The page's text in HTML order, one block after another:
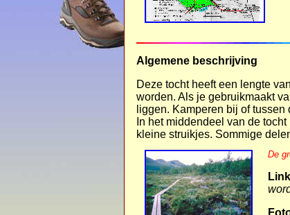
Algemene beschrijving
Deze tocht heeft een lengte
worden. Als je gebruikmaakt
liggen. Kamperen bij of
In het middendeel van de
kleine struikjes. Sommige
De